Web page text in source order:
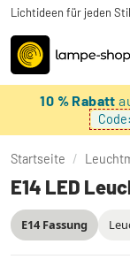
Lichtideen für jeden
10 % Rabatt
Code:
Startseite /
E14 LED
E14 Fassung